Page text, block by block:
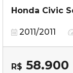
Honda Civic
2011/2011
R$ 58.900